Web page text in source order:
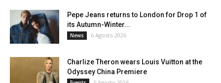
Pepe Jeans returns to London for Drop 1 of
its Autumn-Winter...
News 6 Agosto 2026
Charlize Theron wears Louis Vuitton at the
Odyssey China Premiere